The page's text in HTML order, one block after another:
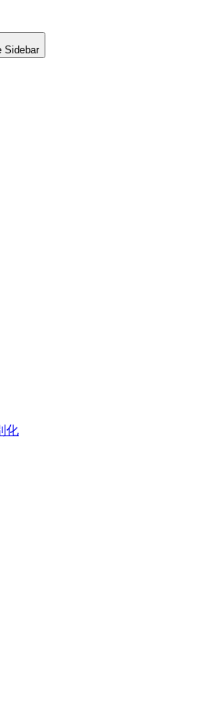
Sidebar
化